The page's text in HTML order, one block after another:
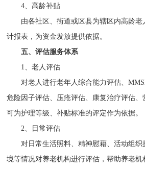
4、高龄补贴
由各社区、街道或区县为辖区内高龄
计报表，为资金发放提供依据。
五、评估服务体系
1、老人评估
对老人进行老年人综合能力评估、
危险因子评估、压疮评估、康复治疗评估
可为护理等级、补贴标准的评定作为依据。
2、日常评估
对日常生活照料、精神慰藉、活动组
境等情况对养老机构进行评估，帮助养老机